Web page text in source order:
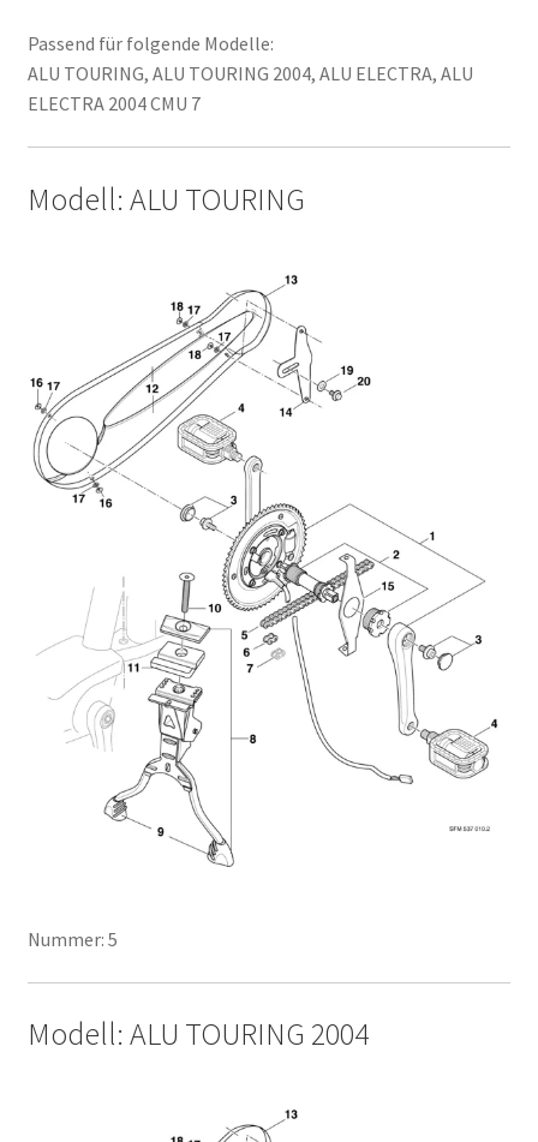
Passend für folgende Modelle:
ALU TOURING, ALU TOURING 2004, ALU ELECTRA, ALU
ELECTRA 2004 CMU 7
Modell: ALU TOURING
Nummer: 5
Modell: ALU TOURING 2004